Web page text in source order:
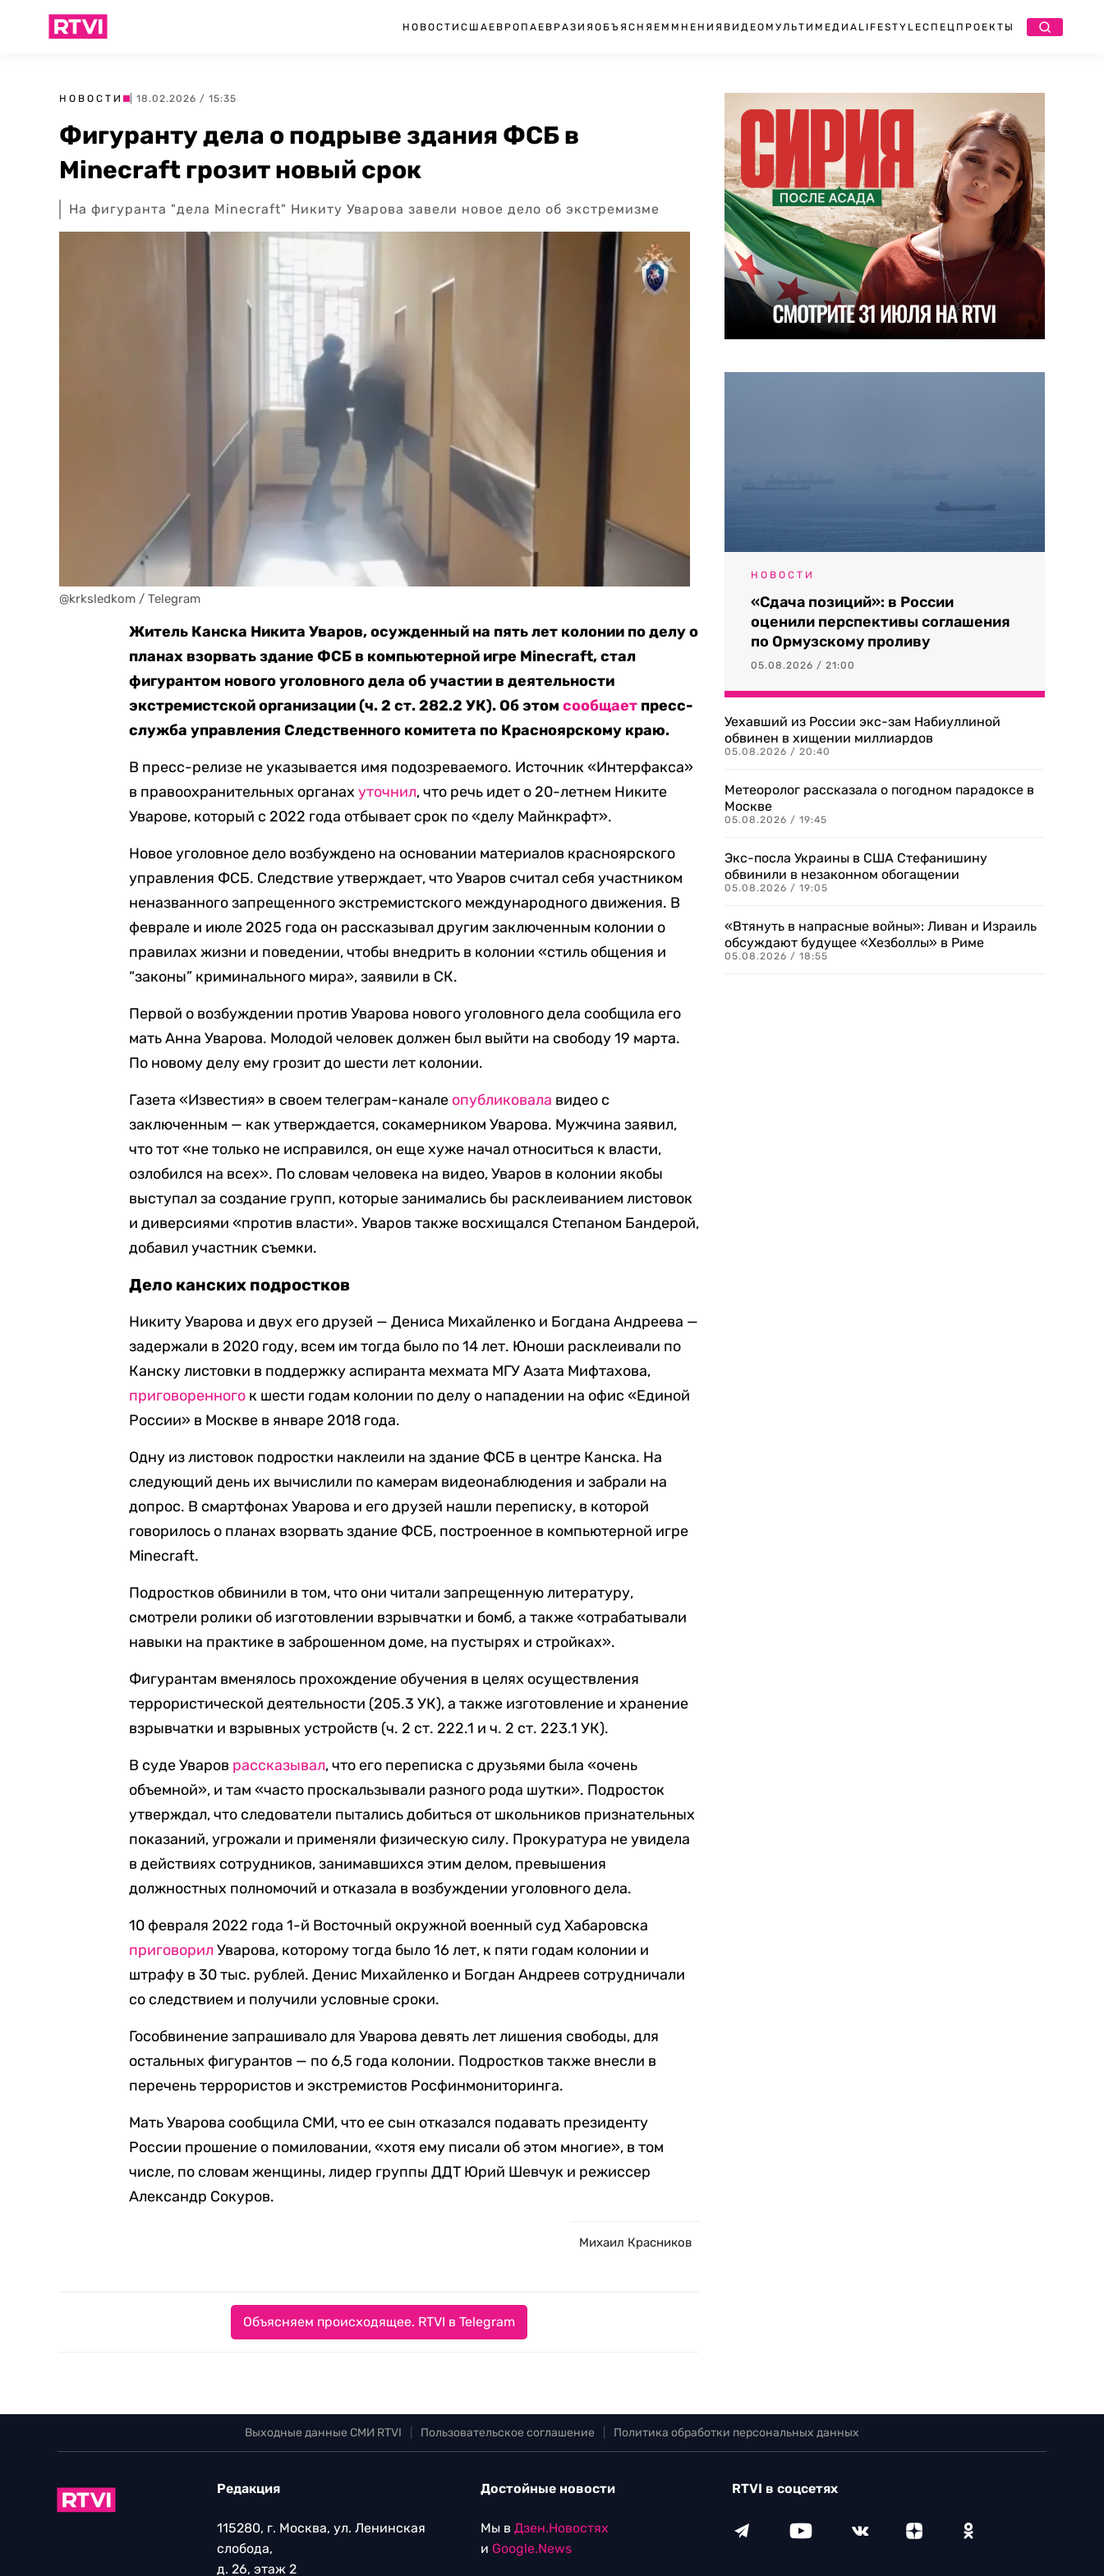
НОВОСТИ США ЕВРОПА ЕВРАЗИЯ ОБЪЯСНЯЕМ МНЕНИЯ ВИДЕО МУЛЬТИМЕДИА LIFESTYLEСПЕЦПРОЕКТЫ
НОВОСТИ | 18.02.2026 / 15:35
Фигуранту дела о подрыве здания ФСБ в
Minecraft грозит новый срок
На фигуранта "дела Minecraft" Никиту Уварова завели новое дело об экстремизме
@krksledkom / Telegram
Житель Канска Никита Уваров, осужденный на пять лет колонии по делу о
планах взорвать здание ФСБ в компьютерной игре Minecraft, стал
фигурантом нового уголовного дела об участии в деятельности
экстремистской организации(ч. 2 ст. 282.2 УК). Об этомсообщает пресс-
служба управления Следственного комитета по Красноярскому краю.
В пресс-релизе не указывается имя подозреваемого. Источник «Интерфакса»
в правоохранительных органахуточнил, что речь идет о 20-летнем Никите
Уварове, который с 2022 года отбывает срок по «делу Майнкрафт».
Новое уголовное дело возбуждено на основании материалов красноярского
управления ФСБ. Следствие утверждает, что Уваров считал себя участником
неназванного запрещенного экстремистского международного движения. В
феврале и июле 2025 года он рассказывал другим заключенным колонии о
правилах жизни и поведении, чтобы внедрить в колонии «стиль общения и
“законы” криминального мира», заявили в СК.
Первой о возбуждении против Уварова нового уголовного дела сообщила его
мать Анна Уварова. Молодой человек должен был выйти на свободу 19 марта.
По новому делу ему грозит до шести лет колонии.
Газета «Известия» в своем телеграм-канале опубликовала видео с
заключенным — как утверждается, сокамерником Уварова. Мужчина заявил,
что тот «не только не исправился, он еще хуже начал относиться к власти,
озлобился на всех». По словам человека на видео, Уваров в колонии якобы
выступал за создание групп, которые занимались бы расклеиванием листовок
и диверсиями «против власти». Уваров также восхищался Степаном Бандерой,
добавил участник съемки.
Дело канских подростков
Никиту Уварова и двух его друзей — Дениса Михайленко и Богдана Андреева —
задержали в 2020 году, всем им тогда было по 14 лет. Юноши расклеивали по
Канску листовки в поддержку аспиранта мехмата МГУ Азата Мифтахова,
приговоренного к шести годам колонии по делу о нападении на офис «Единой
России» в Москве в январе 2018 года.
Одну из листовок подростки наклеили на здание ФСБ в центре Канска. На
следующий день их вычислили по камерам видеонаблюдения и забрали на
допрос. В смартфонах Уварова и его друзей нашли переписку, в которой
говорилось о планах взорвать здание ФСБ, построенное в компьютерной игре
Minecraft.
Подростков обвинили в том, что они читали запрещенную литературу,
смотрели ролики об изготовлении взрывчатки и бомб, а также «отрабатывали
навыки на практике в заброшенном доме, на пустырях и стройках».
Фигурантам вменялось прохождение обучения в целях осуществления
террористической деятельности (205.3 УК), а также изготовление и хранение
взрывчатки и взрывных устройств (ч. 2 ст. 222.1 и ч. 2 ст. 223.1 УК).
В суде Уваров рассказывал, что его переписка с друзьями была «очень
объемной», и там «часто проскальзывали разного рода шутки». Подросток
утверждал, что следователи пытались добиться от школьников признательных
показаний, угрожали и применяли физическую силу. Прокуратура не увидела
в действиях сотрудников, занимавшихся этим делом, превышения
должностных полномочий и отказала в возбуждении уголовного дела.
10 февраля 2022 года 1-й Восточный окружной военный суд Хабаровска
приговорил Уварова, которому тогда было 16 лет, к пяти годам колонии и
штрафу в 30 тыс. рублей. Денис Михайленко и Богдан Андреев сотрудничали
со следствием и получили условные сроки.
Гособвинение запрашивало для Уварова девять лет лишения свободы, для
остальных фигурантов — по 6,5 года колонии. Подростков также внесли в
перечень террористов и экстремистов Росфинмониторинга.
Мать Уварова сообщила СМИ, что ее сын отказался подавать президенту
России прошение о помиловании, «хотя ему писали об этом многие», в том
числе, по словам женщины, лидер группы ДДТ Юрий Шевчук и режиссер
Александр Сокуров.
Михаил Красников
Объясняем происходящее. RTVI в Telegram
НОВОСТИ
«Сдача позиций»: в России
оценили перспективы соглашения
по Ормузскому проливу
05.08.2026 / 21:00
Уехавший из России экс-зам Набиуллиной
обвинен в хищении миллиардов
05.08.2026 / 20:40
Метеоролог рассказала о погодном парадоксе в
Москве
05.08.2026 / 19:45
Экс-посла Украины в США Стефанишину
обвинили в незаконном обогащении
05.08.2026 / 19:05
«Втянуть в напрасные войны»: Ливан и Израиль
обсуждают будущее «Хезболлы» в Риме
05.08.2026 / 18:55
Выходные данные СМИ RTVI Пользовательское соглашение Политика обработки персональных данных
Редакция
115280, г. Москва, ул. Ленинская
слобода,
д. 26, этаж 2
Достойные новости
Мы в Дзен.Новостях
и Google.News
RTVI в соцсетях